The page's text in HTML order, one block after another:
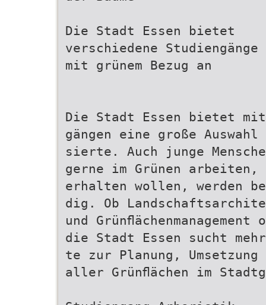
Die Stadt Essen bietet
verschiedene Studiengänge
mit grünem Bezug an
Die Stadt Essen bietet
gängen eine große
sierte. Auch junge
gerne im Grünen arbeiten,
erhalten wollen, werden
dig. Ob
und
die Stadt Essen sucht
te zur Planung,
aller Grünﬂächen im